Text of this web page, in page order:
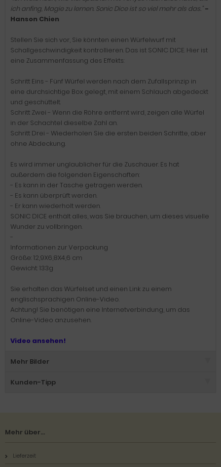
ich anfing, Magie zu lernen. Sonic Dice ist so viel mehr als das." -
Hanson Chien
Stellen Sie sich vor, Sie könnten einen Würfelwurf mit
Schallgeschwindigkeit kontrollieren. Das ist SONIC DICE. Hier ist
eine Zusammenfassung des Effekts:
Schritt Eins - Fünf Würfel werden nach dem Zufallsprinzip in
eine durchsichtige Box gelegt, mit einem Schlauch abgedeckt
und geschüttelt.
Schritt Zwei - Wenn die Röhre entfernt wird, zeigen alle Würfel
in der Schachtel dieselbe Zahl an.
Schritt Drei - Wiederholen Sie die ersten beiden Schritte, aber
ohne Abdeckung.
Es wird immer unglaublicher für die Zuschauer. Es hat
außerdem die folgenden Eigenschaften:
- Es kann in der Tasche getragen werden.
- Es kann überprüft werden.
- Er kann wiederholt werden.
SONIC DICE enthält alles, was Sie brauchen, um dieses visuelle
Wunder zu vollbringen.
-
Informationen zur Verpackung
Größe: 12,9X6,8X4,6 cm
Gewicht: 133g
Sie erhalten das Würfelset und einen Link zu einem
englischsprachigen Online-Video.
Achtung! Sie benötigen eine Internetverbindung, um das
Online-Video anzusehen.
Video ansehen!
Mehr Bilder
Kunden-Tipp
Mehr über...
Lieferzeit